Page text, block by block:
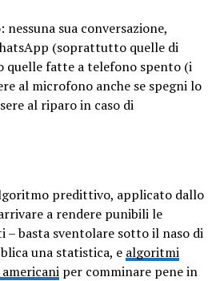
sua conversazione,
(soprattutto quelle di
quelle fatte a telefono spento (i
al microfono anche se spegni lo
al riparo in caso di
predittivo, applicato dallo
a rendere punibili le
– basta sventolare sotto il naso di
una statistica, e algoritmi
per comminare pene in